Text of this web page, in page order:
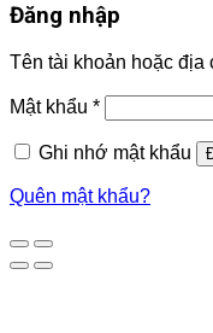
Đăng nhập
Tên tài khoản hoặc địa
Mật khẩu *
Ghi nhớ mật khẩu
Quên mật khẩu?